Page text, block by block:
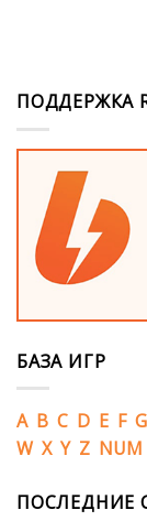
ПОДДЕРЖКА
БАЗА ИГР
A B C D E F G
W X Y Z NUM
ПОСЛЕДНИЕ